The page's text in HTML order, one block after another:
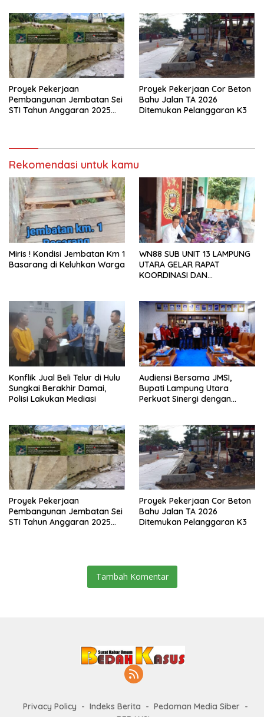
Proyek Pekerjaan
Pembangunan Jembatan Sei
STI Tahun Anggaran 2025
Proyek Pekerjaan Cor Beton
Bahu Jalan TA 2026
Ditemukan Pelanggaran K3
Rekomendasi untuk kamu
Miris ! Kondisi Jembatan Km 1
Basarang di Keluhkan Warga
WN88 SUB UNIT 13 LAMPUNG
UTARA GELAR RAPAT
KOORDINASI DAN
Konflik Jual Beli Telur di Hulu
Sungkai Berakhir Damai,
Polisi Lakukan Mediasi
Audiensi Bersama JMSI,
Bupati Lampung Utara
Perkuat Sinergi dengan
Proyek Pekerjaan
Pembangunan Jembatan Sei
STI Tahun Anggaran 2025
Proyek Pekerjaan Cor Beton
Bahu Jalan TA 2026
Ditemukan Pelanggaran K3
Tambah Komentar
Privacy Policy Indeks Berita
Pedoman Media Siber